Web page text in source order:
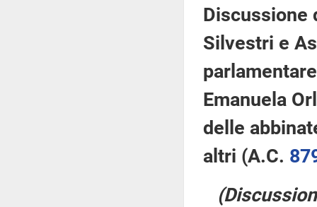
Discussione
Silvestri e
Emanuela
delle
altri (A.C.